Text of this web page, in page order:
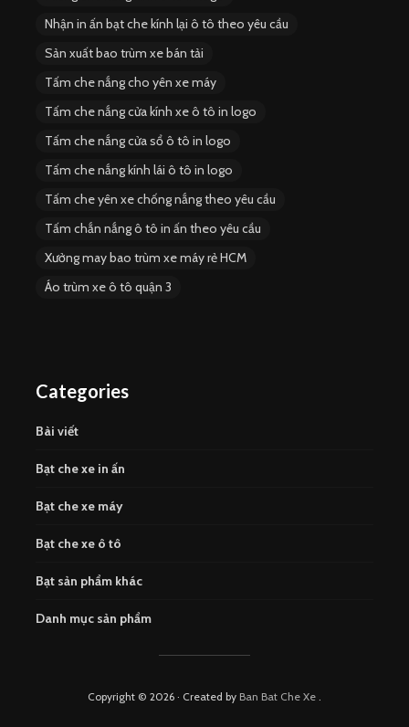
Nhận in ấn bạt che kính lại ô tô theo yêu cầu
Sản xuất bao trùm xe bán tải
Tấm che nắng cho yên xe máy
Tấm che nắng cửa kính xe ô tô in logo
Tấm che nắng cửa sổ ô tô in logo
Tấm che nắng kính lái ô tô in logo
Tấm che yên xe chống nắng theo yêu cầu
Tấm chắn nắng ô tô in ấn theo yêu cầu
Xưởng may bao trùm xe máy rẻ HCM
Áo trùm xe ô tô quận 3
Categories
Bài viết
Bạt che xe in ấn
Bạt che xe máy
Bạt che xe ô tô
Bạt sản phẩm khác
Danh mục sản phẩm
Copyright © 2026 · Created by Ban Bat Che Xe